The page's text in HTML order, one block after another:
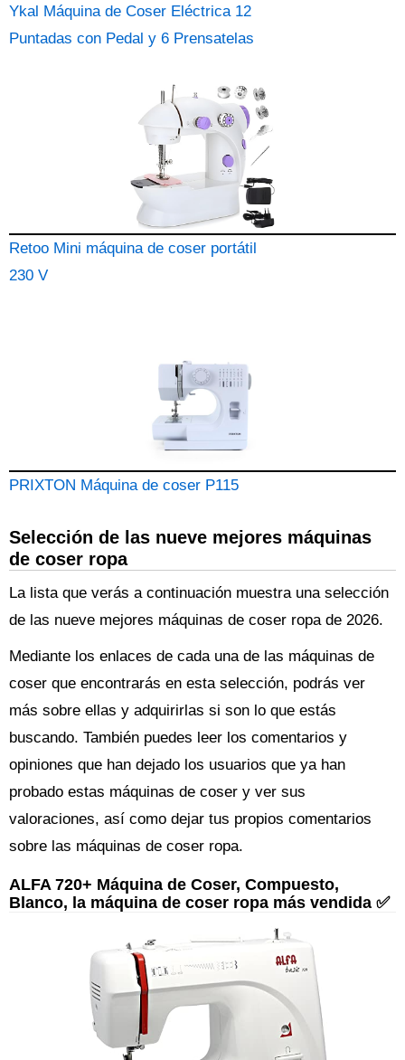
Ykal Máquina de Coser Eléctrica 12
Puntadas con Pedal y 6 Prensatelas
Retoo Mini máquina de coser portátil
230 V
PRIXTON Máquina de coser P115
Selección de las nueve mejores máquinas
de coser ropa
La lista que verás a continuación muestra una selección
de las nueve mejores máquinas de coser ropa de 2026.
Mediante los enlaces de cada una de las máquinas de
coser que encontrarás en esta selección, podrás ver
más sobre ellas y adquirirlas si son lo que estás
buscando. También puedes leer los comentarios y
opiniones que han dejado los usuarios que ya han
probado estas máquinas de coser y ver sus
valoraciones, así como dejar tus propios comentarios
sobre las máquinas de coser ropa.
ALFA 720+ Máquina de Coser, Compuesto,
Blanco, la máquina de coser ropa más vendida ✅